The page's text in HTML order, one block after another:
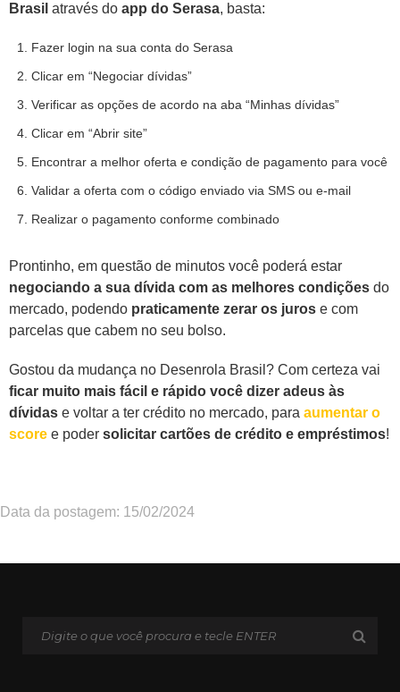
Brasil através do app do Serasa, basta:
Fazer login na sua conta do Serasa
Clicar em “Negociar dívidas”
Verificar as opções de acordo na aba “Minhas dívidas”
Clicar em “Abrir site”
Encontrar a melhor oferta e condição de pagamento para você
Validar a oferta com o código enviado via SMS ou e-mail
Realizar o pagamento conforme combinado
Prontinho, em questão de minutos você poderá estar
negociando a sua dívida com as melhores condições do
mercado, podendo praticamente zerar os juros e com
parcelas que cabem no seu bolso.
Gostou da mudança no Desenrola Brasil? Com certeza vai
ficar muito mais fácil e rápido você dizer adeus às
dívidas e voltar a ter crédito no mercado, para aumentar o
score e poder solicitar cartões de crédito e empréstimos!
Data da postagem: 15/02/2024